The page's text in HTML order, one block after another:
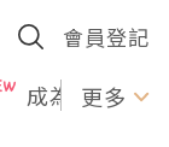
會員登記
成為U更多